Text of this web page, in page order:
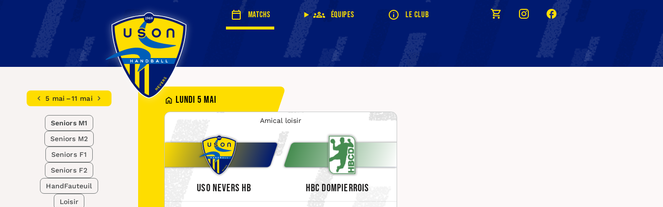
Matchs Équipes Le club
5 mai – 11 mai
Seniors M1
Seniors M2
Seniors F1
Seniors F2
HandFauteuil
Loisir
Lundi 5 mai
Amical loisir
USO Nevers HB HBC Dompierrois